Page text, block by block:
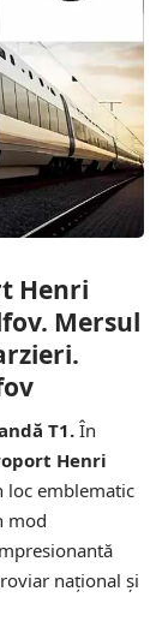
Henri
Mersul
T1. În
Henri
loc emblematic
mod
național și